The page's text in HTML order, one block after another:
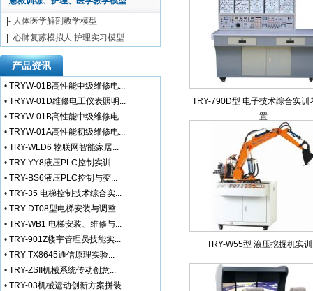
TRY-790D型 电子技术综合实训
置
TRY-W55型 液压挖掘机实
|- 人体医学解剖教学模型
|- 心肺复苏模拟人 护理实习模型
产品资讯
• TRYW-01B高性能中级维修电...
• TRYW-01D维修电工仪表照明...
• TRYW-01B高性能中级维修电...
• TRYW-01A高性能初级维修电...
• TRY-WLD6 物联网智能家居...
• TRY-YY8液压PLC控制实训...
• TRY-BS6液压PLC控制与变...
• TRY-35 电梯控制技术综合实...
• TRY-DT08型电梯安装与调整...
• TRY-WB1 电梯安装、维修与...
• TRY-901Z楼宇管理员技能实...
• TRY-TX8645通信原理实验...
• TRY-ZSII机械系统传动创意...
• TRY-03机械运动创新方案拼装...